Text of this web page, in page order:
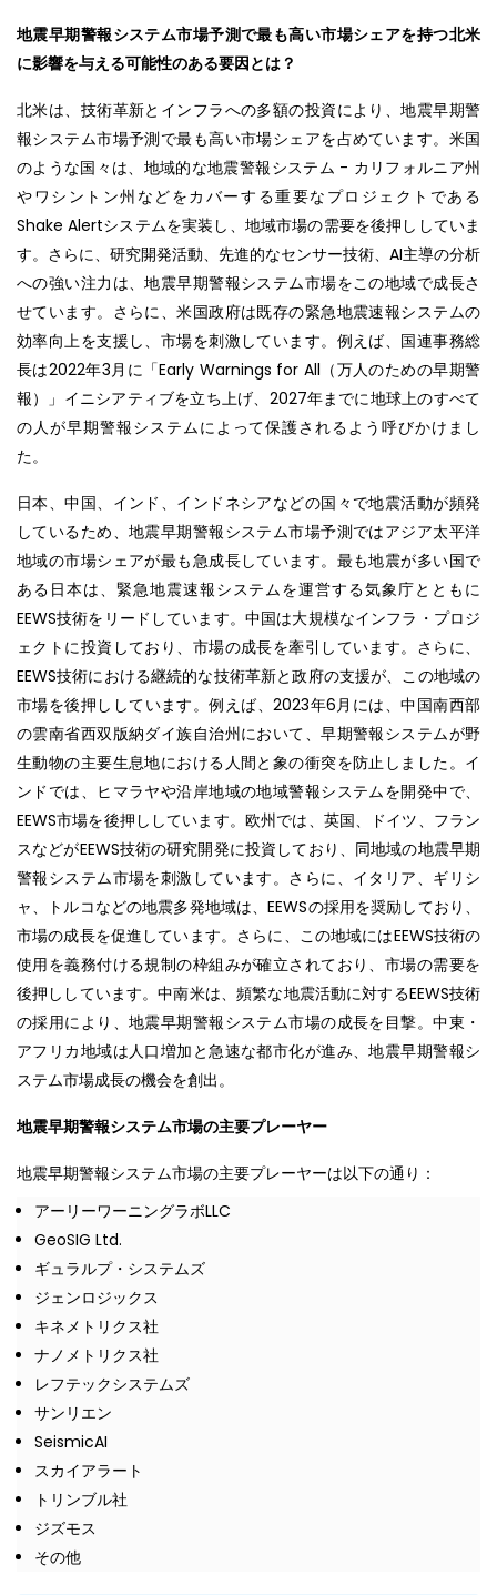
地震早期警報システム市場予測で最も高い市場シェアを持つ北米
に影響を与える可能性のある要因とは？
北米は、技術革新とインフラへの多額の投資により、地震早期警
報システム市場予測で最も高い市場シェアを占めています。米国
のような国々は、地域的な地震警報システム - カリフォルニア州
やワシントン州などをカバーする重要なプロジェクトである
Shake Alertシステムを実装し、地域市場の需要を後押ししていま
す。さらに、研究開発活動、先進的なセンサー技術、AI主導の分析
への強い注力は、地震早期警報システム市場をこの地域で成長さ
せています。さらに、米国政府は既存の緊急地震速報システムの
効率向上を支援し、市場を刺激しています。例えば、国連事務総
長は2022年3月に「Early Warnings for All（万人のための早期警
報）」イニシアティブを立ち上げ、2027年までに地球上のすべて
の人が早期警報システムによって保護されるよう呼びかけまし
た。
日本、中国、インド、インドネシアなどの国々で地震活動が頻発
しているため、地震早期警報システム市場予測ではアジア太平洋
地域の市場シェアが最も急成長しています。最も地震が多い国で
ある日本は、緊急地震速報システムを運営する気象庁とともに
EEWS技術をリードしています。中国は大規模なインフラ・プロジ
ェクトに投資しており、市場の成長を牽引しています。さらに、
EEWS技術における継続的な技術革新と政府の支援が、この地域の
市場を後押ししています。例えば、2023年6月には、中国南西部
の雲南省西双版納ダイ族自治州において、早期警報システムが野
生動物の主要生息地における人間と象の衝突を防止しました。イ
ンドでは、ヒマラヤや沿岸地域の地域警報システムを開発中で、
EEWS市場を後押ししています。欧州では、英国、ドイツ、フラン
スなどがEEWS技術の研究開発に投資しており、同地域の地震早期
警報システム市場を刺激しています。さらに、イタリア、ギリシ
ャ、トルコなどの地震多発地域は、EEWSの採用を奨励しており、
市場の成長を促進しています。さらに、この地域にはEEWS技術の
使用を義務付ける規制の枠組みが確立されており、市場の需要を
後押ししています。中南米は、頻繁な地震活動に対するEEWS技術
の採用により、地震早期警報システム市場の成長を目撃。中東・
アフリカ地域は人口増加と急速な都市化が進み、地震早期警報シ
ステム市場成長の機会を創出。
地震早期警報システム市場の主要プレーヤー
地震早期警報システム市場の主要プレーヤーは以下の通り：
アーリーワーニングラボLLC
GeoSIG Ltd.
ギュラルプ・システムズ
ジェンロジックス
キネメトリクス社
ナノメトリクス社
レフテックシステムズ
サンリエン
SeismicAI
スカイアラート
トリンブル社
ジズモス
その他